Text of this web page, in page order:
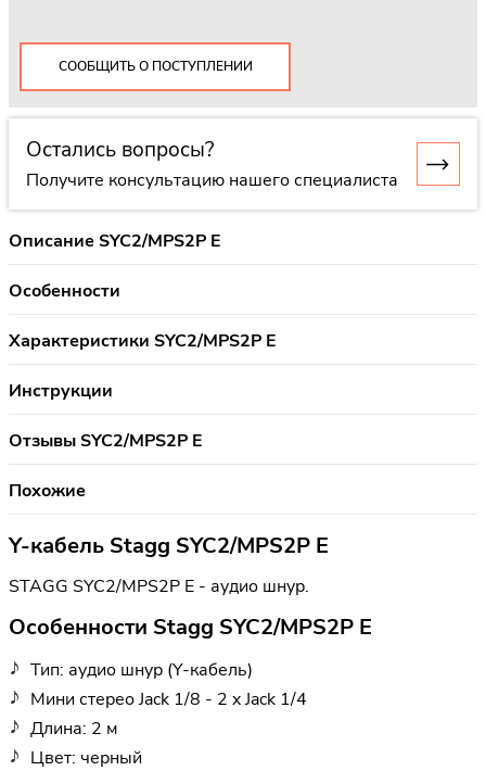
СООБЩИТЬ О ПОСТУПЛЕНИИ
Остались вопросы?
Получите консультацию нашего специалиста
Описание SYC2/MPS2P E
Особенности
Характеристики SYC2/MPS2P E
Инструкции
Отзывы SYC2/MPS2P E
Похожие
Y-кабель Stagg SYC2/MPS2P E
STAGG SYC2/MPS2P E - аудио шнур.
Особенности Stagg SYC2/MPS2P E
Тип: аудио шнур (Y-кабель)
Мини стерео Jack 1/8 - 2 x Jack 1/4
Длина: 2 м
Цвет: черный